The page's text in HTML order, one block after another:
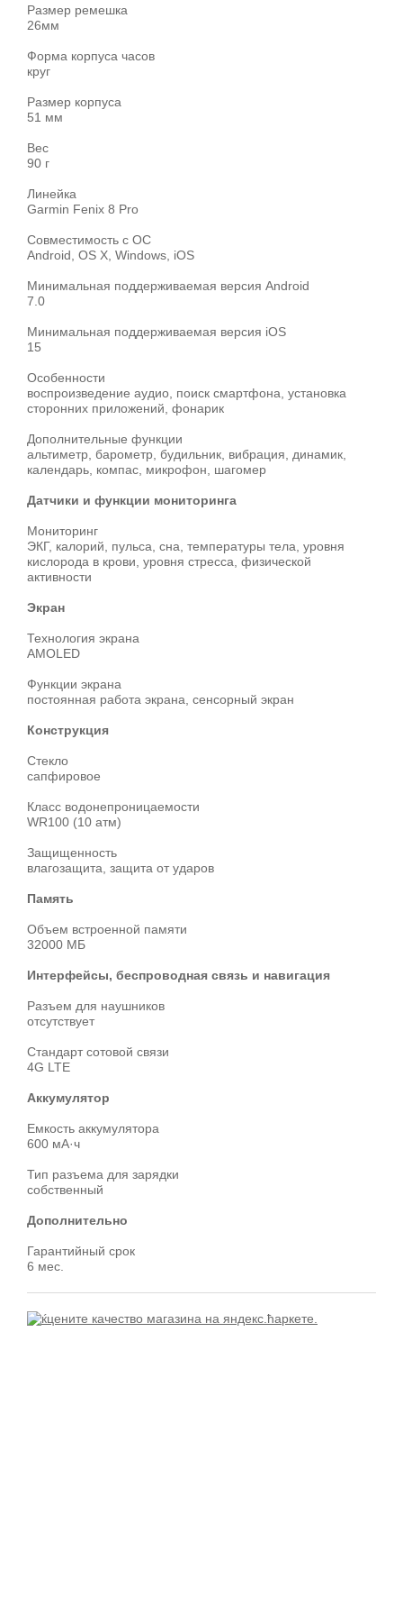
Размер ремешка
26мм
Форма корпуса часов
круг
Размер корпуса
51 мм
Вес
90 г
Линейка
Garmin Fenix 8 Pro
Совместимость с ОС
Android, OS X, Windows, iOS
Минимальная поддерживаемая версия Android
7.0
Минимальная поддерживаемая версия iOS
15
Особенности
воспроизведение аудио, поиск смартфона, установка
сторонних приложений, фонарик
Дополнительные функции
альтиметр, барометр, будильник, вибрация, динамик,
календарь, компас, микрофон, шагомер
Датчики и функции мониторинга
Мониторинг
ЭКГ, калорий, пульса, сна, температуры тела, уровня
кислорода в крови, уровня стресса, физической
активности
Экран
Технология экрана
AMOLED
Функции экрана
постоянная работа экрана, сенсорный экран
Конструкция
Стекло
сапфировое
Класс водонепроницаемости
WR100 (10 атм)
Защищенность
влагозащита, защита от ударов
Память
Объем встроенной памяти
32000 МБ
Интерфейсы, беспроводная связь и навигация
Разъем для наушников
отсутствует
Стандарт сотовой связи
4G LTE
Аккумулятор
Емкость аккумулятора
600 мА·ч
Тип разъема для зарядки
собственный
Дополнительно
Гарантийный срок
6 мес.